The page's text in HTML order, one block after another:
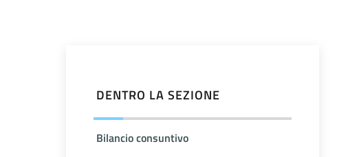
DENTRO LA SEZIONE
Bilancio consuntivo